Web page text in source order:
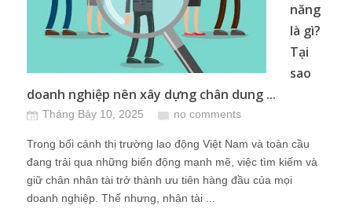
năng
là gì?
Tại
sao
doanh nghiệp nên xây dựng chân dung ...
Tháng Bảy 10, 2025 no comments
Trong bối cảnh thị trường lao động Việt Nam và toàn cầu
đang trải qua những biến động mạnh mẽ, việc tìm kiếm và
giữ chân nhân tài trở thành ưu tiên hàng đầu của mọi
doanh nghiệp. Thế nhưng, nhân tài ...